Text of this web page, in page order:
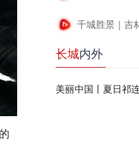
千城胜景｜吉
长城内外
美丽中国丨夏日祁